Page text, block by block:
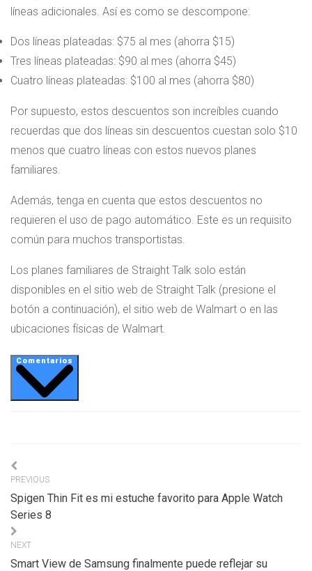
líneas adicionales. Así es como se descompone:
Dos líneas plateadas: $75 al mes (ahorra $15)
Tres líneas plateadas: $90 al mes (ahorra $45)
Cuatro líneas plateadas: $100 al mes (ahorra $80)
Por supuesto, estos descuentos son increíbles cuando
recuerdas que dos líneas sin descuentos cuestan solo $10
menos que cuatro líneas con estos nuevos planes
familiares.
Además, tenga en cuenta que estos descuentos no
requieren el uso de pago automático. Este es un requisito
común para muchos transportistas.
Los planes familiares de Straight Talk solo están
disponibles en el sitio web de Straight Talk (presione el
botón a continuación), el sitio web de Walmart o en las
ubicaciones físicas de Walmart.
Comentarios
Navigation
de
l’article
PREVIOUS
Spigen Thin Fit es mi estuche favorito para Apple Watch
Series 8
NEXT
Smart View de Samsung finalmente puede reflejar su